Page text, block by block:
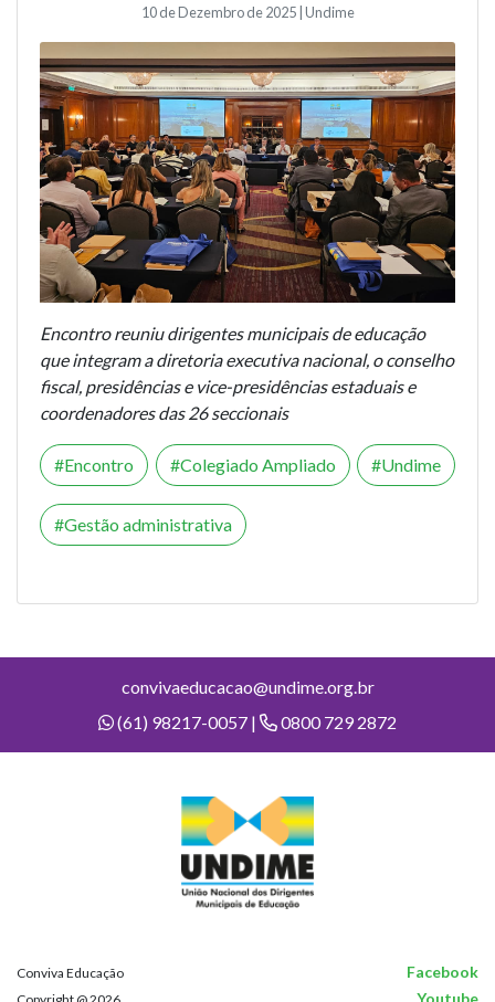
10 de Dezembro de 2025 | Undime
Encontro reuniu dirigentes municipais de educação
que integram a diretoria executiva nacional, o conselho
fiscal, presidências e vice-presidências estaduais e
coordenadores das 26 seccionais
Encontro Colegiado Ampliado Undime
Gestão administrativa
convivaeducacao@undime.org.br
(61) 98217-0057 |
0800 729 2872
Conviva Educação Facebook